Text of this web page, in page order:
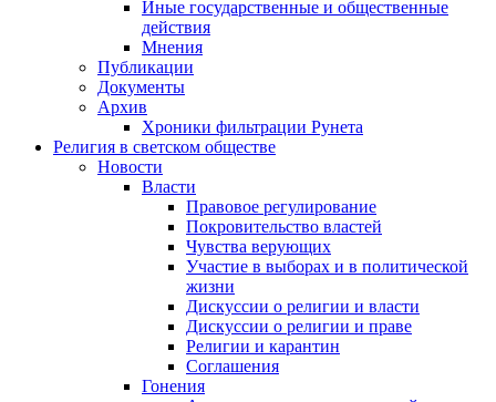
Иные государственные и общественные
действия
Мнения
Публикации
Документы
Архив
Хроники фильтрации Рунета
Религия в светском обществе
Новости
Власти
Правовое регулирование
Покровительство властей
Чувства верующих
Участие в выборах и в политической
жизни
Дискуссии о религии и власти
Дискуссии о религии и праве
Религии и карантин
Соглашения
Гонения